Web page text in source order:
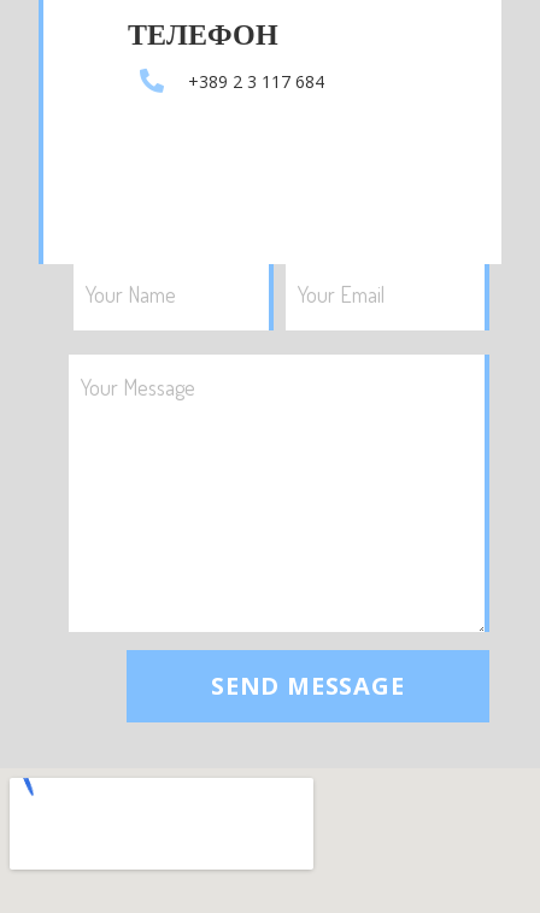
ТЕЛЕФОН
+389 2 3 117 684
SEND MESSAGE